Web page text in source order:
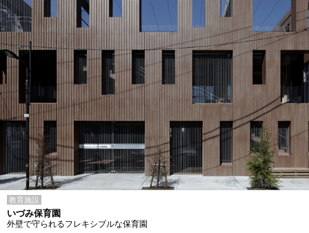
教育施設
いづみ保育園
外壁で守られるフレキシブルな保育園